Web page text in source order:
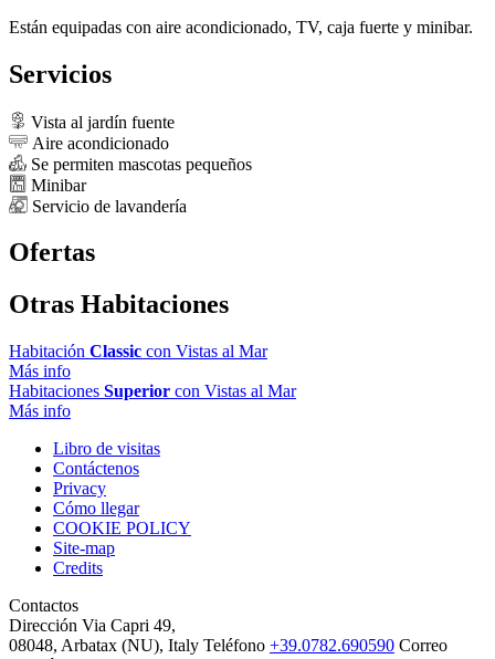
Están equipadas con aire acondicionado, TV, caja fuerte y minibar.
Servicios
Vista al jardín fuente
Aire acondicionado
Se permiten mascotas pequeños
Minibar
Servicio de lavandería
Ofertas
Otras Habitaciones
Habitación Classic con Vistas al Mar
Más info
Habitaciones Superior con Vistas al Mar
Más info
Libro de visitas
Contáctenos
Privacy
Cómo llegar
COOKIE POLICY
Site-map
Credits
Contactos
Dirección Via Capri 49,
08048, Arbatax (NU), Italy Teléfono +39.0782.690590 Correo